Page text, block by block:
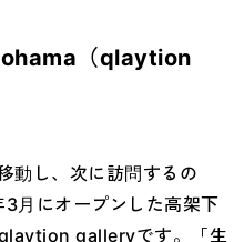
（qlaytion
動し、次に訪問するの
月にオープンした高架下
galleryです。「生